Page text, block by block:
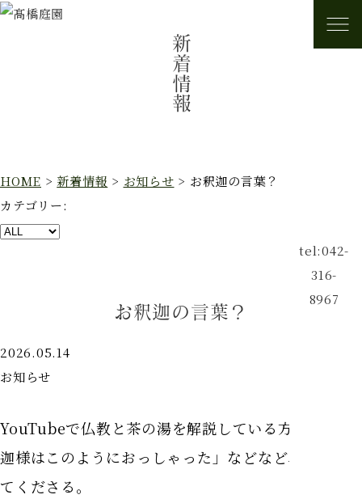
tel:042-
316-
8967
新着情報
HOME > 新着情報 > お知らせ > お釈迦の言葉？
カテゴリー:
お釈迦の言葉？
2026.05.14
お知らせ
YouTubeで仏教と茶の湯を解説している方が「お釈
迦様はこのようにおっしゃった」などなど、解説し
てくださる。